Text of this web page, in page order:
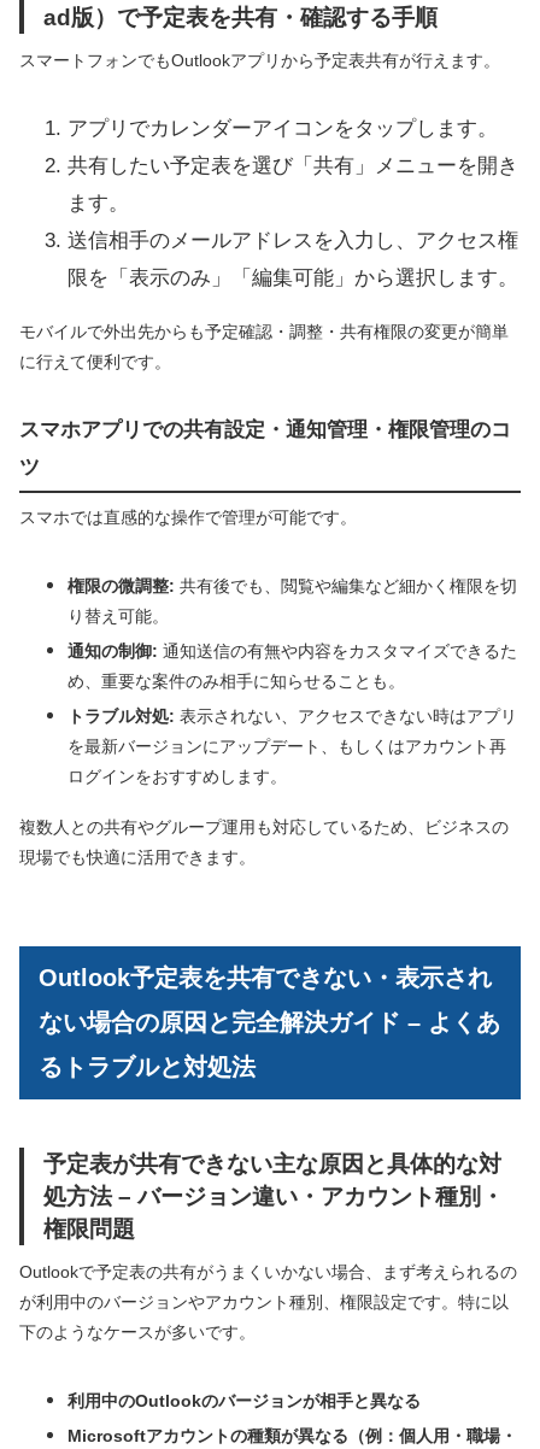
ad版）で予定表を共有・確認する手順
スマートフォンでもOutlookアプリから予定表共有が行えます。
アプリでカレンダーアイコンをタップします。
共有したい予定表を選び「共有」メニューを開き
ます。
送信相手のメールアドレスを入力し、アクセス権
限を「表示のみ」「編集可能」から選択します。
モバイルで外出先からも予定確認・調整・共有権限の変更が簡単
に行えて便利です。
スマホアプリでの共有設定・通知管理・権限管理のコ
ツ
スマホでは直感的な操作で管理が可能です。
権限の微調整: 共有後でも、閲覧や編集など細かく権限を切
り替え可能。
通知の制御: 通知送信の有無や内容をカスタマイズできるた
め、重要な案件のみ相手に知らせることも。
トラブル対処: 表示されない、アクセスできない時はアプリ
を最新バージョンにアップデート、もしくはアカウント再
ログインをおすすめします。
複数人との共有やグループ運用も対応しているため、ビジネスの
現場でも快適に活用できます。
Outlook予定表を共有できない・表示され
ない場合の原因と完全解決ガイド – よくあ
るトラブルと対処法
予定表が共有できない主な原因と具体的な対
処方法 – バージョン違い・アカウント種別・
権限問題
Outlookで予定表の共有がうまくいかない場合、まず考えられるの
が利用中のバージョンやアカウント種別、権限設定です。特に以
下のようなケースが多いです。
利用中のOutlookのバージョンが相手と異なる
Microsoftアカウントの種類が異なる（例：個人用・職場・